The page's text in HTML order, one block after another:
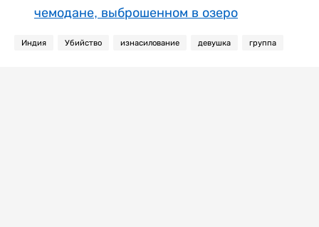
чемодане, выброшенном в озеро
Индия Убийство изнасилование девушка группа